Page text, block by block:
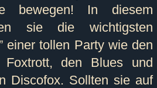
bewegen! In diesem
sie die wichtigsten
einer tollen Party wie den
den Blues und
Discofox. Sollten sie auf